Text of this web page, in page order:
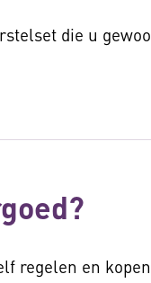
die u
regelen en